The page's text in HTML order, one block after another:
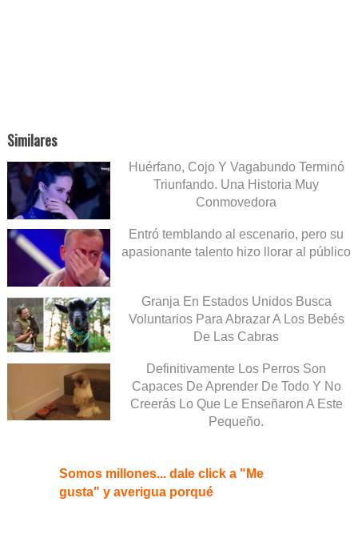
Similares
Huérfano, Cojo Y Vagabundo Terminó
Triunfando. Una Historia Muy
Conmovedora
Entró temblando al escenario, pero su
apasionante talento hizo llorar al público
Granja En Estados Unidos Busca
Voluntarios Para Abrazar A Los Bebés
De Las Cabras
Definitivamente Los Perros Son
Capaces De Aprender De Todo Y No
Creerás Lo Que Le Enseñaron A Este
Pequeño.
Somos millones... dale click a "Me
gusta" y averigua porqué